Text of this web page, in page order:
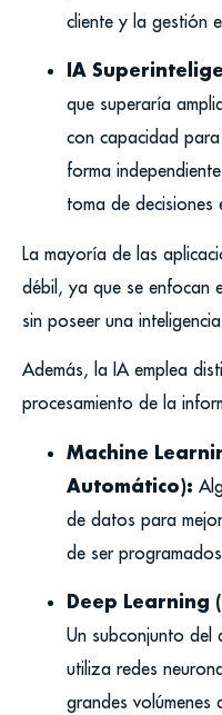
cliente y la gestión
IA
que superaría
con capacidad
forma
toma de decisiones
La mayoría de las
débil, ya que se enfocan
sin poseer una
Además, la IA emplea
procesamiento de la
Machine
Automático):
de datos para
de ser
Deep Learning
Un subconjunto del
utiliza redes
grandes